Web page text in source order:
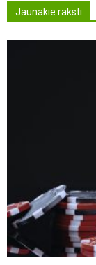
Jaunakie raksti